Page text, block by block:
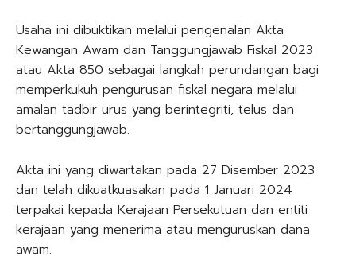
Usaha ini dibuktikan melalui pengenalan Akta
Kewangan Awam dan Tanggungjawab Fiskal 2023
atau Akta 850 sebagai langkah perundangan bagi
memperkukuh pengurusan fiskal negara melalui
amalan tadbir urus yang berintegriti, telus dan
bertanggungjawab.
Akta ini yang diwartakan pada 27 Disember 2023
dan telah dikuatkuasakan pada 1 Januari 2024
terpakai kepada Kerajaan Persekutuan dan entiti
kerajaan yang menerima atau menguruskan dana
awam.